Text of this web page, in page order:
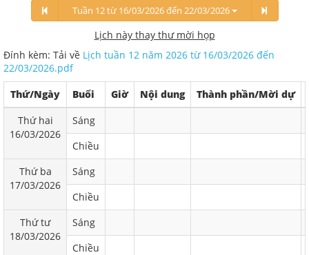
Tuần 12 từ 16/03/2026 đến 22/03/2026
Lịch này thay thư mời họp
Đính kèm: Tải về Lịch tuần 12 năm 2026 từ 16/03/2026 đến
22/03/2026.pdf
Thứ/Ngày
Buổi Giờ Nội dung Thành phần/Mời dự
Thứ hai
16/03/2026
Sáng
Chiều
Thứ ba
17/03/2026
Sáng
Chiều
Thứ tư
18/03/2026
Sáng
Chiều